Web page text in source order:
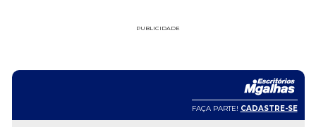
PUBLICIDADE
FAÇA PARTE! CADASTRE-SE